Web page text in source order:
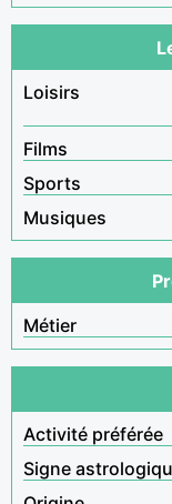
Loisirs
Films
Sports
Musiques
Métier
Activité préférée
Signe